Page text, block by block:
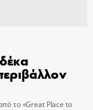
το «Great Place to